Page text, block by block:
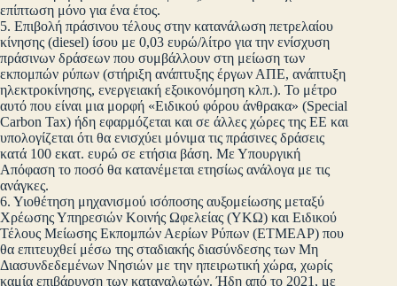
επίπτωση μόνο για ένα έτος.
5. Επιβολή πράσινου τέλους στην κατανάλωση πετρελαίου
κίνησης (diesel) ίσου με 0,03 ευρώ/λίτρο για την ενίσχυση
πράσινων δράσεων που συμβάλλουν στη μείωση των
εκπομπών ρύπων (στήριξη ανάπτυξης έργων ΑΠΕ, ανάπτυξη
ηλεκτροκίνησης, ενεργειακή εξοικονόμηση κλπ.). Το μέτρο
αυτό που είναι μια μορφή «Ειδικού φόρου άνθρακα» (Special
Carbon Tax) ήδη εφαρμόζεται και σε άλλες χώρες της ΕΕ και
υπολογίζεται ότι θα ενισχύει μόνιμα τις πράσινες δράσεις
κατά 100 εκατ. ευρώ σε ετήσια βάση. Με Υπουργική
Απόφαση το ποσό θα κατανέμεται ετησίως ανάλογα με τις
ανάγκες.
6. Υιοθέτηση μηχανισμού ισόποσης αυξομείωσης μεταξύ
Χρέωσης Υπηρεσιών Κοινής Ωφελείας (ΥΚΩ) και Ειδικού
Τέλους Μείωσης Εκπομπών Αερίων Ρύπων (ΕΤΜΕΑΡ) που
θα επιτευχθεί μέσω της σταδιακής διασύνδεσης των Μη
Διασυνδεδεμένων Νησιών με την ηπειρωτική χώρα, χωρίς
καμία επιβάρυνση των καταναλωτών. Ήδη από το 2021, με